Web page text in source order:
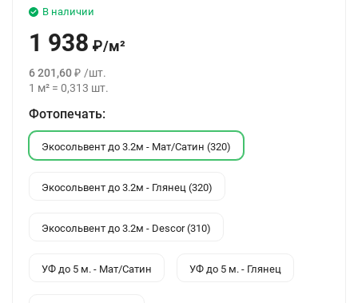
В наличии
1 938 ₽/м²
6 201,60₽ /шт.
1 м² = 0,313 шт.
Фотопечать:
Экосольвент до 3.2м - Мат/Сатин (320)
Экосольвент до 3.2м - Глянец (320)
Экосольвент до 3.2м - Descor (310)
УФ до 5 м. - Мат/Сатин УФ до 5 м. - Глянец